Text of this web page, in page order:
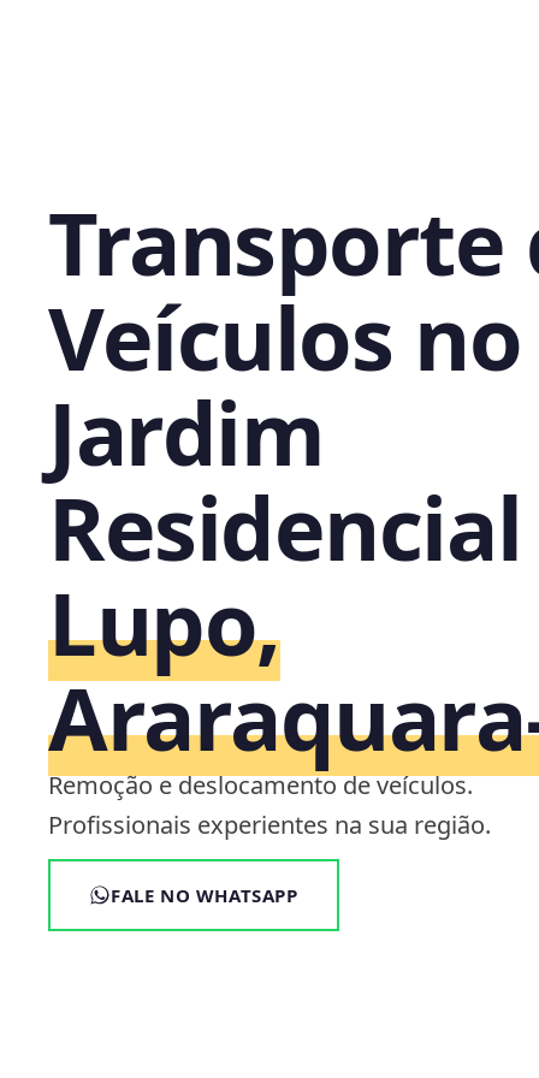
Transporte
Veículos no
Jardim
Residencial
Lupo,
Remoção e deslocamento de veículos.
Profissionais experientes na sua região.
FALE NO WHATSAPP